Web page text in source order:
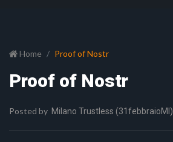
Home Proof of Nostr
Proof of Nostr
Posted by Milano Trustless (31febbraioMI)